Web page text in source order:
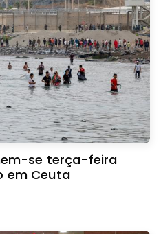
se terça-feira
em Ceuta